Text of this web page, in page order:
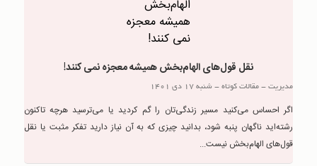
نقل قول‌های الهام‌بخش همیشه معجزه نمی کنند!
مدیریت-مقالات کوتاه- شنبه 17 دی 1401
اگر احساس می‌کنید مسیر زندگی‌تان را گم کردید یا می‌ترسید هرچه تاکنون
رشته‌اید ناگهان پنبه شود، بدانید چیزی که به آن نیاز دارید تفکر مثبت یا نقل
قول‌های الهام‌بخش نیست...